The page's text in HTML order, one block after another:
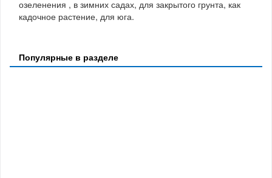
озеленения , в зимних садах, для закрытого грунта, как
кадочное растение, для юга.
Популярные в разделе